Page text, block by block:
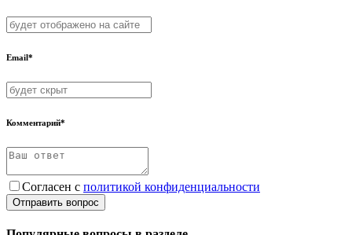
Email*
Комментарий*
Согласен с политикой конфиденциальности
Отправить вопрос